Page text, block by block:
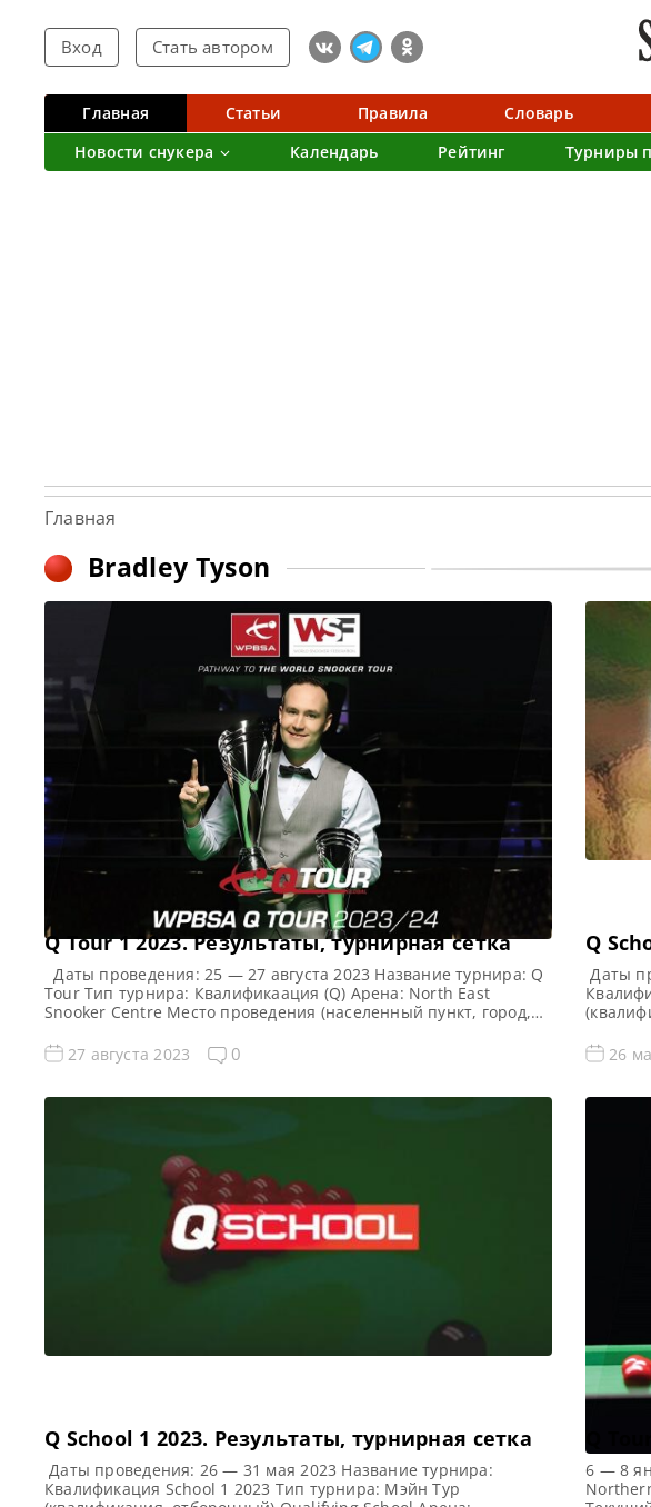
Вход Стать автором
Главная Статьи Правила Словарь
Новости снукера
Календарь Рейтинг Турниры
Главная
Bradley Tyson
Q Tour 1 2023. Результаты, турнирная сетка
Даты проведения: 25 — 27 августа 2023 Название турнира: Q
Tour Тип турнира: Квалификаация (Q) Арена: North East
Snooker Centre Место проведения (населенный пункт, город,
предыдущего турнира: — Все Новости Q Tour Все новости и
результаты Q Tour 1 2023 Квалификация Q Tour 1 2023
27 августа 2023 0
Q
Даты
город,
[…]
26
Q School 1 2023. Результаты, турнирная сетка
Даты проведения: 26 — 31 мая 2023 Название турнира:
Квалификация School 1 2023 Тип турнира: Мэйн Тур
Q
6 — 8